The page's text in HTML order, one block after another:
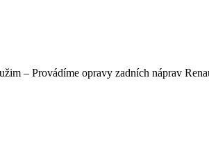
– Provádíme opravy zadních náprav